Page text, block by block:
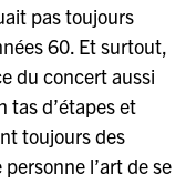
pas toujours
60. Et surtout,
du concert aussi
tas d’étapes et
toujours des
l’art de se